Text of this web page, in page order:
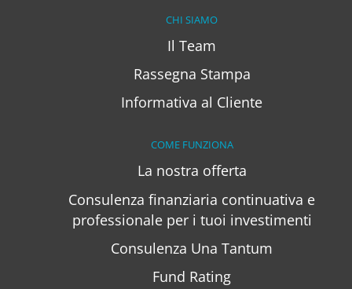
CHI SIAMO
Il Team
Rassegna Stampa
Informativa al Cliente
COME FUNZIONA
La nostra offerta
Consulenza finanziaria continuativa e
professionale per i tuoi investimenti
Consulenza Una Tantum
Fund Rating